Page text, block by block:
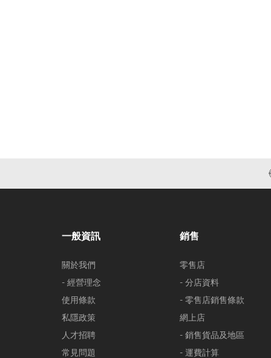
一般資訊
關於我們
- 經營理念
使用條款
私隱政策
人才招聘
常見問題
銷售
零售店
- 分店資料
- 零售店銷售條款
網上店
- 銷售貨品及地區
- 運費計算